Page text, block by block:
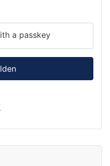
a passkey